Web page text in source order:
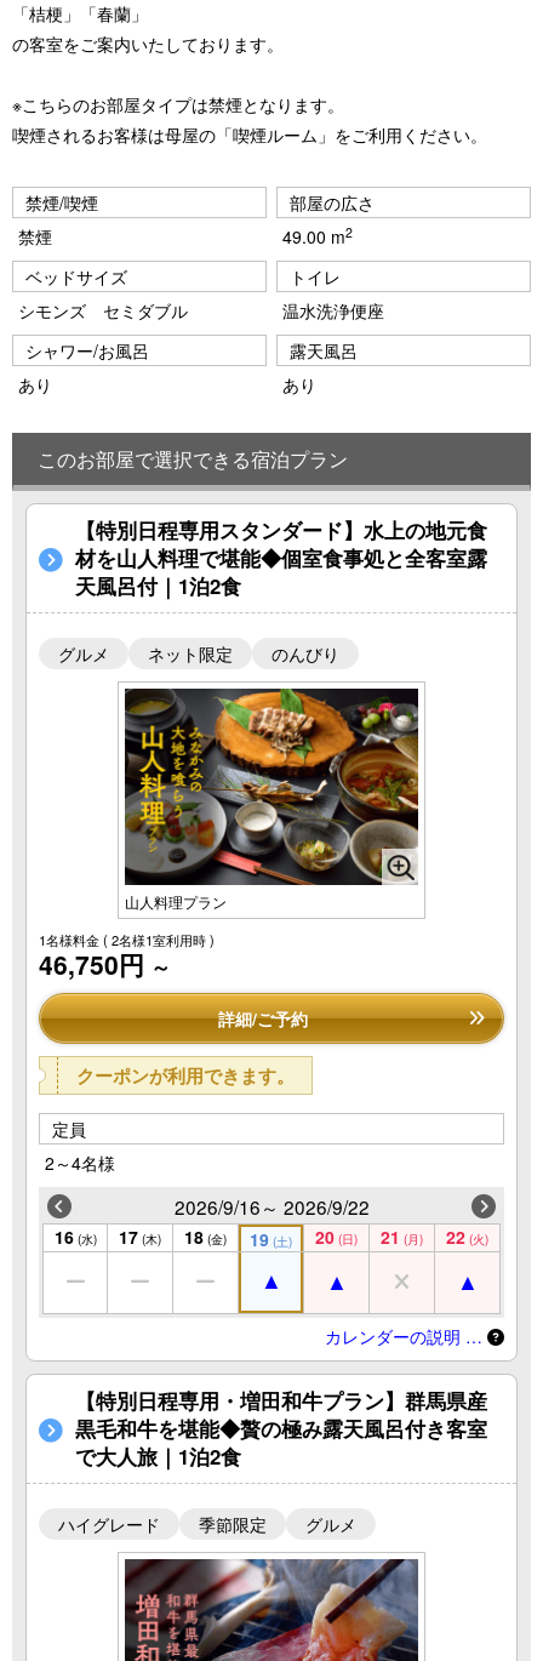
「桔梗」「春蘭」
の客室をご案内いたしております。
※こちらのお部屋タイプは禁煙となります。
喫煙されるお客様は母屋の「喫煙ルーム」をご利用ください。
禁煙/喫煙
禁煙
部屋の広さ
49.00 m2
ベッドサイズ
シモンズ セミダブル
トイレ
温水洗浄便座
シャワー/お風呂
あり
露天風呂
あり
このお部屋で選択できる宿泊プラン
【特別日程専用スタンダード】水上の地元食
材を山人料理で堪能◆個室食事処と全客室露
天風呂付｜1泊2食
グルメ ネット限定 のんびり
山人料理プラン
1名様料金( 2名様1室利用時 )
46,750円 ～
詳細/ご予約
クーポンが利用できます。
定員
2～4名様
2026/9/16～ 2026/9/22
16 (水) 17 (木) 18 (金) 19 (土) 20 (日) 21 (月) 22 (火)
カレンダーの説明 …
【特別日程専用・増田和牛プラン】群馬県産
黒毛和牛を堪能◆贅の極み露天風呂付き客室
で大人旅｜1泊2食
ハイグレード 季節限定 グルメ